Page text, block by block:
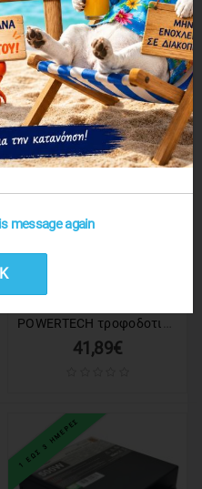
Τροφοδοτικό LOOPHOLE 600Watt Πράσινο Fan
29,57€
1 ΕΩΣ 3 ΗΜΕΡΕΣ
41,89€
1 ΕΩΣ 3 ΗΜΕΡΕΣ
message again